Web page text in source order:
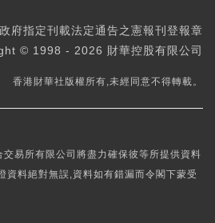
府指定刊載法定通告之憲報刊登報章
© 1998 - 2026 財華控股有限公司
香港財華社版權所有,未經同意不得轉載。
易所有限公司將盡力確保彼等所提供資料
資料絕對無誤,資料如有錯漏而令閣下蒙受